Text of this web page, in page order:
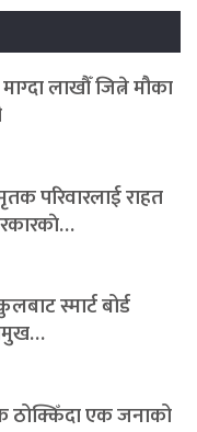
लाखौँ जित्ने मौका
परिवारलाई राहत
स्मार्ट बोर्ड
ठोक्किँदा एक जनाको